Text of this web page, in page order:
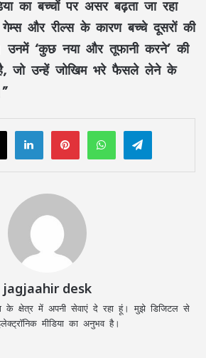
का बच्चों पर असर बढ़ता जा रहा
और रील्स के कारण बच्चे दूसरों की
‘कुछ नया और तूफानी करने’ की
है, जो उन्हें जोखिम भरे फैसले लेने के
LinkedInPinterestWhatsAppTelegram
jagjaahir desk
के क्षेत्र में अपनी सेवाएं दे रहा हूं। मुझे डिजिटल से
मीडिया का अनुभव है।